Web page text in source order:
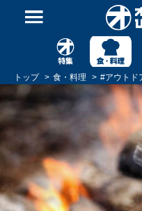
トップ 食・料理 #アウトド